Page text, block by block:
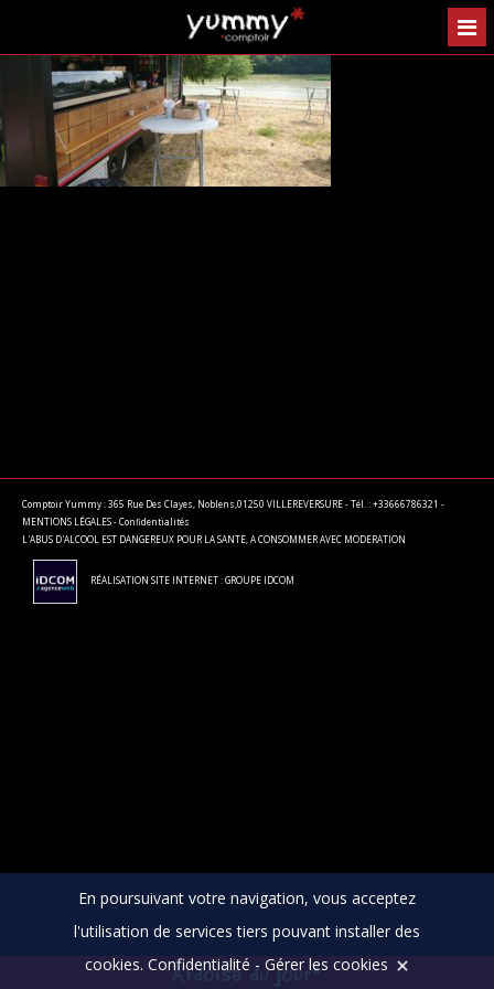
Comptoir Yummy : 365 Rue Des Clayes, Noblens,01250 VILLEREVERSURE - Tél. : +33666786321 -
MENTIONS LÉGALES-Confidentialités
L'ABUS D'ALCOOL EST DANGEREUX POUR LA SANTE, A CONSOMMER AVEC MODERATION
RÉALISATION SITE INTERNET : GROUPE IDCOM
Ardoise du jour*
En poursuivant votre navigation, vous acceptez
l'utilisation de services tiers pouvant installer des
cookies. Confidentialité - Gérer les cookies